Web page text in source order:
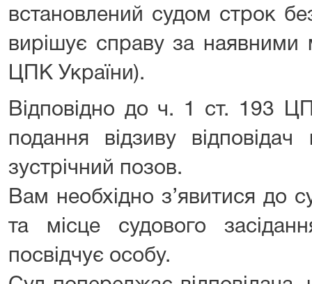
встановлений судом строк
вирішує справу за наявними
ЦПК України).
Відповідно до ч. 1 ст. 193
подання відзиву
зустрічний позов.
Вам необхідно з’явитися до
та місце судового
посвідчує особу.